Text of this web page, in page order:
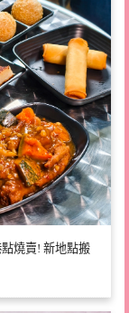
燒賣! 新地點搬